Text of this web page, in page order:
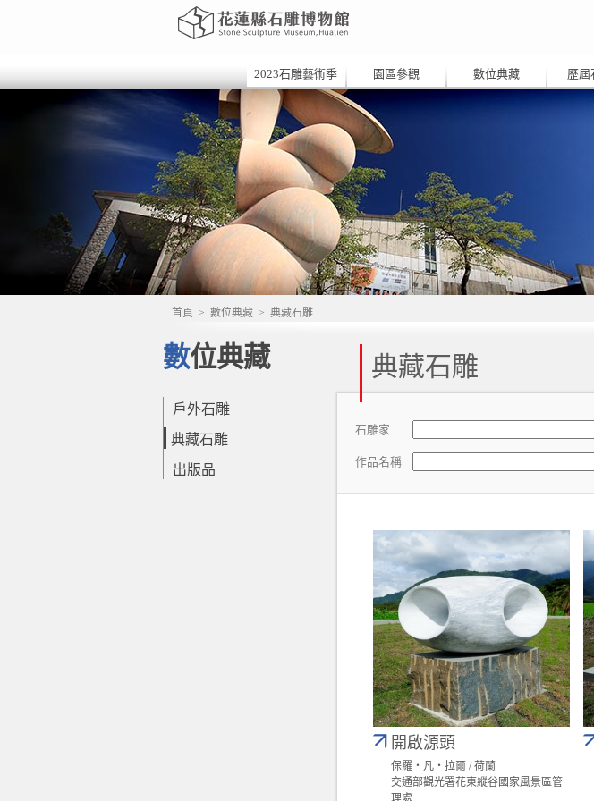
2023石雕藝術季 園區參觀 數位典藏 歷屆
首頁 > 數位典藏 > 典藏石雕
數位典藏
戶外石雕
典藏石雕
出版品
典藏石雕
石雕家
作品名稱
開啟源頭
保羅‧凡‧拉爾 / 荷蘭
交通部觀光署花東縱谷國家風景區管
理處